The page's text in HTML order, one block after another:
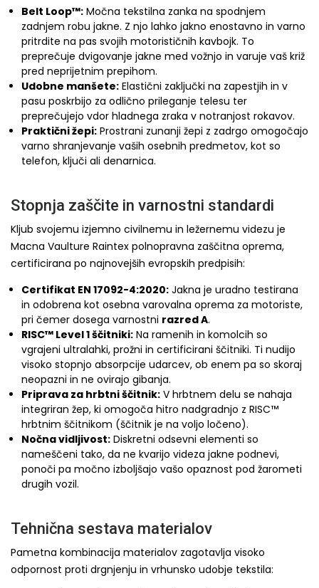
Belt Loop™: Močna tekstilna zanka na spodnjem
zadnjem robu jakne. Z njo lahko jakno enostavno in varno
pritrdite na pas svojih motorističnih kavbojk. To
preprečuje dvigovanje jakne med vožnjo in varuje vaš križ
pred neprijetnim prepihom.
Udobne manšete: Elastični zaključki na zapestjih in v
pasu poskrbijo za odlično prileganje telesu ter
preprečujejo vdor hladnega zraka v notranjost rokavov.
Praktični žepi: Prostrani zunanji žepi z zadrgo omogočajo
varno shranjevanje vaših osebnih predmetov, kot so
telefon, ključi ali denarnica.
Stopnja zaščite in varnostni standardi
Kljub svojemu izjemno civilnemu in ležernemu videzu je
Macna Vaulture Raintex polnopravna zaščitna oprema,
certificirana po najnovejših evropskih predpisih:
Certifikat EN 17092-4:2020: Jakna je uradno testirana
in odobrena kot osebna varovalna oprema za motoriste,
pri čemer dosega varnostni razred A.
RISC™ Level 1 ščitniki: Na ramenih in komolcih so
vgrajeni ultralahki, prožni in certificirani ščitniki. Ti nudijo
visoko stopnjo absorpcije udarcev, ob enem pa so skoraj
neopazni in ne ovirajo gibanja.
Priprava za hrbtni ščitnik: V hrbtnem delu se nahaja
integriran žep, ki omogoča hitro nadgradnjo z RISC™
hrbtnim ščitnikom (ščitnik je na voljo ločeno).
Nočna vidljivost: Diskretni odsevni elementi so
nameščeni tako, da ne kvarijo videza jakne podnevi,
ponoči pa močno izboljšajo vašo opaznost pod žarometi
drugih vozil.
Tehnična sestava materialov
Pametna kombinacija materialov zagotavlja visoko
odpornost proti drgnjenju in vrhunsko udobje tekstila: